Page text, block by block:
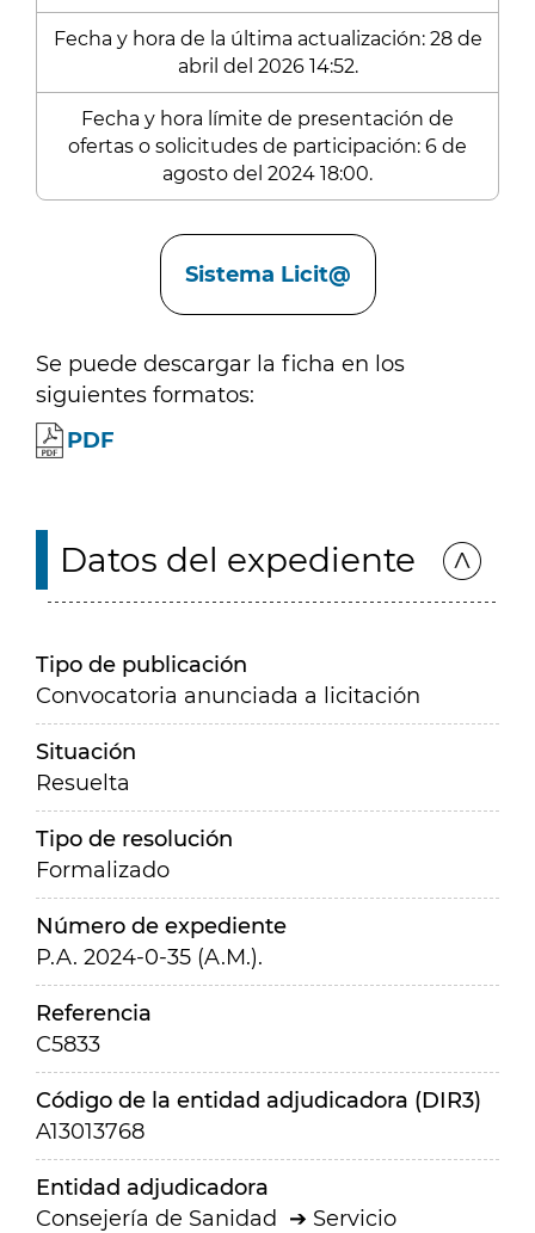
Fecha y hora de la última actualización: 28 de
abril del 2026 14:52.
Fecha y hora límite de presentación de
ofertas o solicitudes de participación: 6 de
agosto del 2024 18:00.
Sistema Licit@
Se puede descargar la ficha en los
siguientes formatos:
PDF
Datos del expediente
Tipo de publicación
Convocatoria anunciada a licitación
Situación
Resuelta
Tipo de resolución
Formalizado
Número de expediente
P.A. 2024-0-35 (A.M.).
Referencia
C5833
Código de la entidad adjudicadora (DIR3)
A13013768
Entidad adjudicadora
Consejería de Sanidad
Servicio